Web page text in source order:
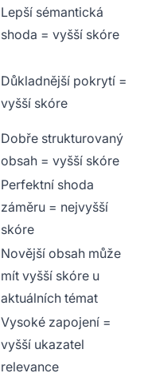
Lepší sémantická
shoda = vyšší skóre
Důkladnější pokrytí =
vyšší skóre
Dobře strukturovaný
obsah = vyšší skóre
Perfektní shoda
záměru = nejvyšší
skóre
Novější obsah může
mít vyšší skóre u
aktuálních témat
Vysoké zapojení =
vyšší ukazatel
relevance